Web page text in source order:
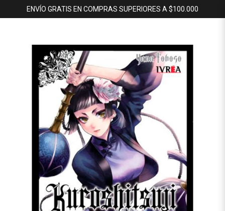
ENVÍO GRATIS EN COMPRAS SUPERIORES A $100.000